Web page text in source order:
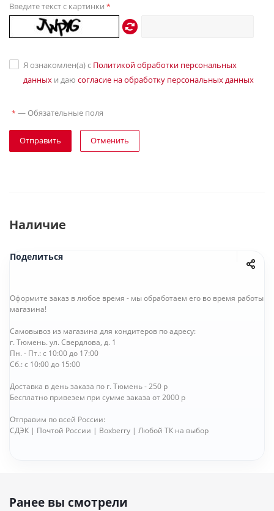
Введите текст с картинки *
Я ознакомлен(а) с Политикой обработки персональных
данных и даю согласие на обработку персональных данных
* — Обязательные поля
Отправить Отменить
Наличие
Поделиться
Оформите заказ в любое время - мы обработаем его во время работы
магазина!
Самовывоз из магазина для кондитеров по адресу:
г. Тюмень. ул. Свердлова, д. 1
Пн. - Пт.: с 10:00 до 17:00
Сб.: с 10:00 до 15:00
Доставка в день заказа по г. Тюмень - 250 р
Бесплатно привезем при сумме заказа от 2000 р
Отправим по всей России:
СДЭК | Почтой России | Boxberry | Любой ТК на выбор
Ранее вы смотрели